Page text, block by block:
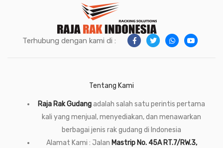
Terhubung dengan kami di :
Tentang Kami
Raja Rak Gudangadalah salah satu perintis pertama
kali yang menjual, menyediakan, dan menawarkan
berbagai jenis rak gudang di Indonesia
Alamat Kami : Jalan Mastrip No. 45A RT.7/RW.3,